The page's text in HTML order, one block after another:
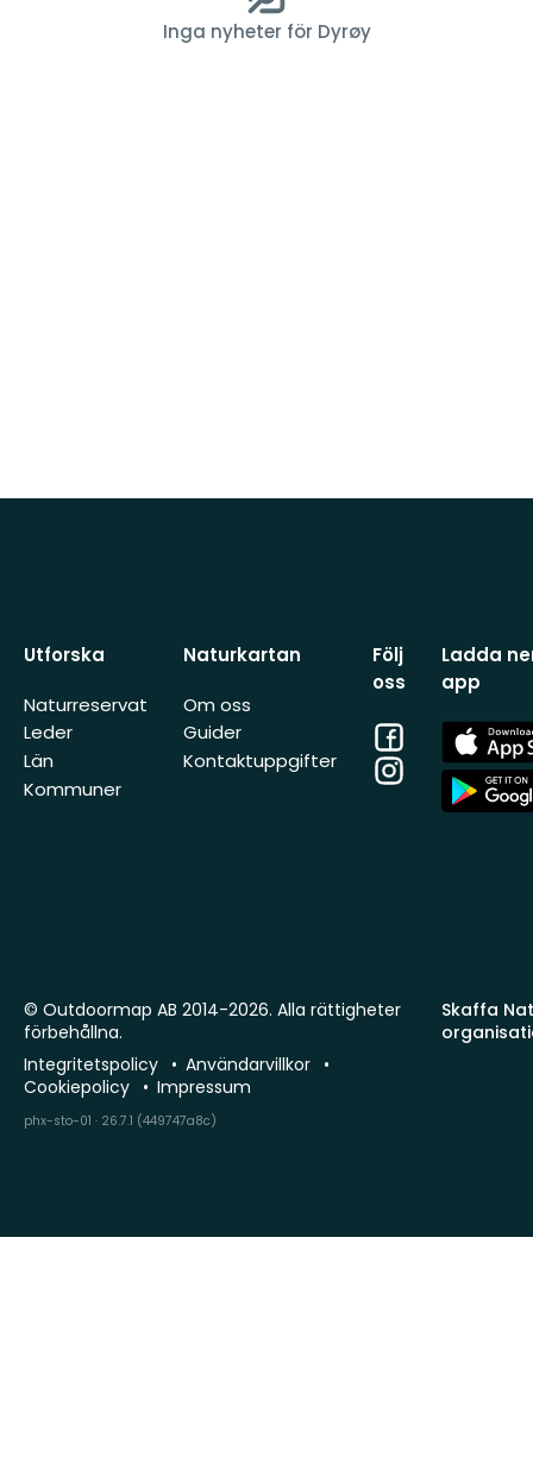
Inga nyheter för Dyrøy
Utforska
Naturreservat
Leder
Län
Kommuner
Naturkartan
Om oss
Guider
Kontaktuppgifter
Följ
oss
Facebook
Instagram
Ladda
app
App
Store
App
Store
Skaffa
© Outdoormap AB 2014-2026. Alla rättigheter
förbehållna.
Integritetspolicy
Användarvillkor
Cookiepolicy
Impressum
phx-sto-01 · 26.7.1 (449747a8c)